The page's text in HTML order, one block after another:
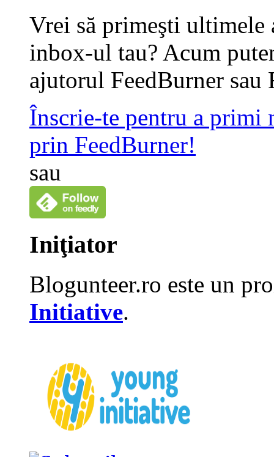
Vrei să primeşti
inbox-ul tau? Acum
ajutorul FeedBurner sau
Înscrie-te pentru a primi
prin FeedBurner!
sau
Iniţiator
Blogunteer.ro este un
Initiative.